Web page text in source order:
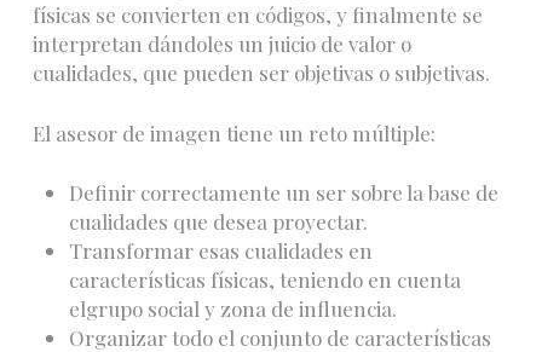
físicas se convierten en códigos, y finalmente se
interpretan dándoles un juicio de valor o
cualidades, que pueden ser objetivas o subjetivas.
El asesor de imagen tiene un reto múltiple:
Definir correctamente un ser sobre la base de
cualidades que desea proyectar.
Transformar esas cualidades en
características físicas, teniendo en cuenta
elgrupo social y zona de influencia.
Organizar todo el conjunto de características